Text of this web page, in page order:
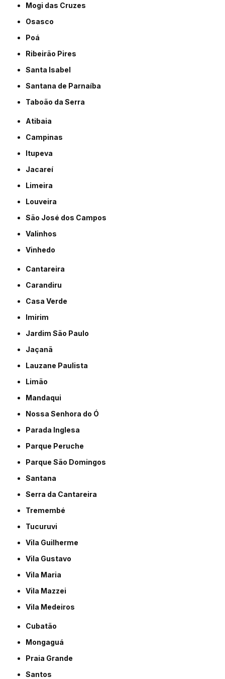
Mogi das Cruzes
Osasco
Poá
Ribeirão Pires
Santa Isabel
Santana de Parnaíba
Taboão da Serra
Atibaia
Campinas
Itupeva
Jacareí
Limeira
Louveira
São José dos Campos
Valinhos
Vinhedo
Cantareira
Carandiru
Casa Verde
Imirim
Jardim São Paulo
Jaçanã
Lauzane Paulista
Limão
Mandaqui
Nossa Senhora do Ó
Parada Inglesa
Parque Peruche
Parque São Domingos
Santana
Serra da Cantareira
Tremembé
Tucuruvi
Vila Guilherme
Vila Gustavo
Vila Maria
Vila Mazzei
Vila Medeiros
Cubatão
Mongaguá
Praia Grande
Santos